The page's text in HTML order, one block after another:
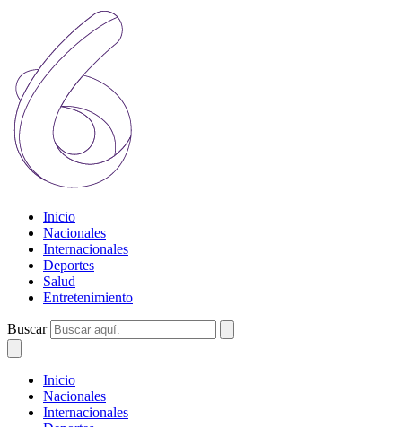
Inicio
Nacionales
Internacionales
Deportes
Salud
Entretenimiento
Buscar
Inicio
Nacionales
Internacionales